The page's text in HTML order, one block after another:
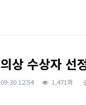
상 수상자 선
30 12:54 1,471회